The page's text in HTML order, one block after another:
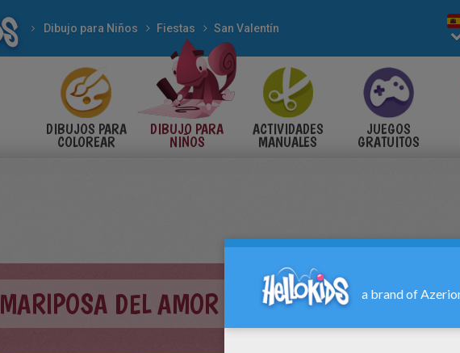
Dibujo para Niños Fiestas San Valentín
DIBUJOS PARA
COLOREAR
DIBUJO PARA
NIÑOS
ACTIVIDADES
MANUALES
JUEGOS
GRATUITOS
MARIPOSA DEL AMOR